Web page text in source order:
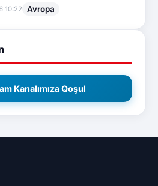
10:22 Avropa
Kanalımıza Qoşul